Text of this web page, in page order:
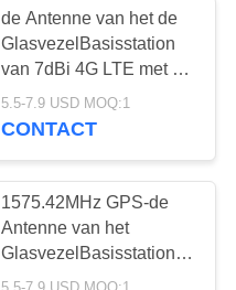
de Antenne van het de
GlasvezelBasisstation
van 7dBi 4G LTE met n-
Schakelaar
5.5-7.9 USD MOQ:1
CONTACT
1575.42MHz GPS-de
Antenne van het
GlasvezelBasisstation
met de Mannelijke